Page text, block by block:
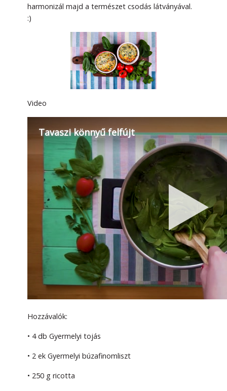
harmonizál majd a természet csodás látványával.
:)
Video
Hozzávalók:
• 4 db Gyermelyi tojás
• 2 ek Gyermelyi búzafinomliszt
• 250 g ricotta